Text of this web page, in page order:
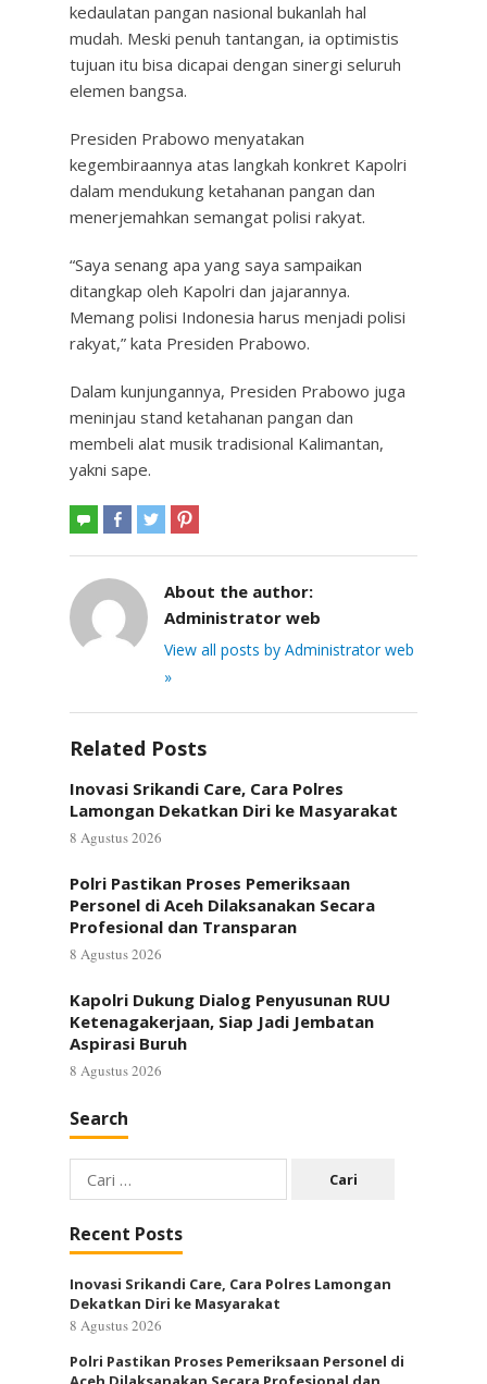
kedaulatan pangan nasional bukanlah hal
mudah. Meski penuh tantangan, ia optimistis
tujuan itu bisa dicapai dengan sinergi seluruh
elemen bangsa.
Presiden Prabowo menyatakan
kegembiraannya atas langkah konkret Kapolri
dalam mendukung ketahanan pangan dan
menerjemahkan semangat polisi rakyat.
“Saya senang apa yang saya sampaikan
ditangkap oleh Kapolri dan jajarannya.
Memang polisi Indonesia harus menjadi polisi
rakyat,” kata Presiden Prabowo.
Dalam kunjungannya, Presiden Prabowo juga
meninjau stand ketahanan pangan dan
membeli alat musik tradisional Kalimantan,
yakni sape.
About the author:
Administrator web
View all posts by Administrator web
»
Related Posts
Inovasi Srikandi Care, Cara Polres
Lamongan Dekatkan Diri ke Masyarakat
8 Agustus 2026
Polri Pastikan Proses Pemeriksaan
Personel di Aceh Dilaksanakan Secara
Profesional dan Transparan
8 Agustus 2026
Kapolri Dukung Dialog Penyusunan RUU
Ketenagakerjaan, Siap Jadi Jembatan
Aspirasi Buruh
8 Agustus 2026
Search
Cari
untuk:
Recent Posts
Inovasi Srikandi Care, Cara Polres Lamongan
Dekatkan Diri ke Masyarakat
8 Agustus 2026
Polri Pastikan Proses Pemeriksaan Personel di